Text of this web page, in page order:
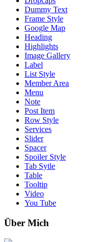
Dummy Text
Frame Style
Google Map
Heading
Highlights
Image Gallery
Label
List Style
Member Area
Menu
Note
Post Item
Row Style
Services
Slider
Spacer
Spoiler Style
Tab Sytle
Table
Tooltip
Video
You Tube
Über Mich